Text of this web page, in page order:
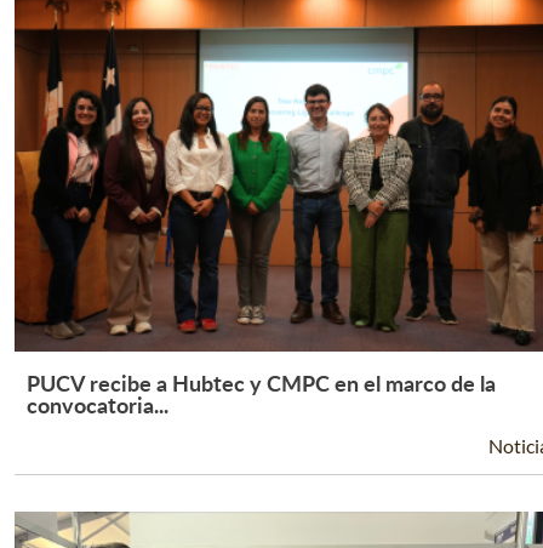
Leer Más +
PUCV recibe a Hubtec y CMPC en el marco de la
convocatoria...